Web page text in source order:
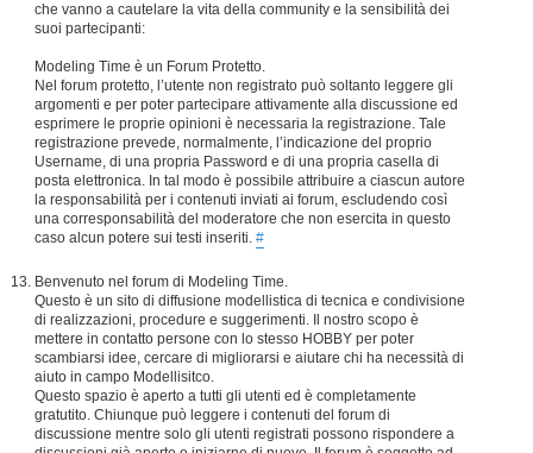
che vanno a cautelare la vita della community e la sensibilità dei
suoi partecipanti:
Modeling Time è un Forum Protetto.
Nel forum protetto, l’utente non registrato può soltanto leggere gli
argomenti e per poter partecipare attivamente alla discussione ed
esprimere le proprie opinioni è necessaria la registrazione. Tale
registrazione prevede, normalmente, l’indicazione del proprio
Username, di una propria Password e di una propria casella di
posta elettronica. In tal modo è possibile attribuire a ciascun autore
la responsabilità per i contenuti inviati ai forum, escludendo così
una corresponsabilità del moderatore che non esercita in questo
caso alcun potere sui testi inseriti. #
Benvenuto nel forum di Modeling Time.
Questo è un sito di diffusione modellistica di tecnica e condivisione
di realizzazioni, procedure e suggerimenti. Il nostro scopo è
mettere in contatto persone con lo stesso HOBBY per poter
scambiarsi idee, cercare di migliorarsi e aiutare chi ha necessità di
aiuto in campo Modellisitco.
Questo spazio è aperto a tutti gli utenti ed è completamente
gratutito. Chiunque può leggere i contenuti del forum di
discussione mentre solo gli utenti registrati possono rispondere a